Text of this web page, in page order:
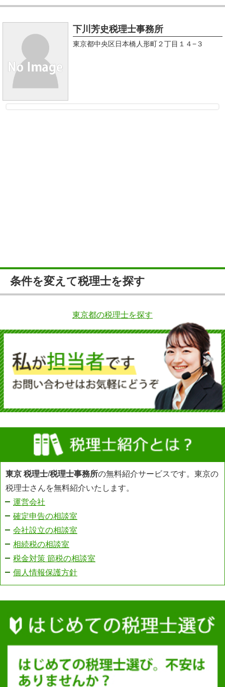
下川芳史税理士事務所
東京都中央区日本橋人形町２丁目１４−３
条件を変えて税理士を探す
東京都の税理士を探す
東京 税理士/税理士事務所の無料紹介サービスです。東京の
税理士さんを無料紹介いたします。
運営会社
確定申告の相談室
会社設立の相談室
相続税の相談室
税金対策 節税の相談室
個人情報保護方針